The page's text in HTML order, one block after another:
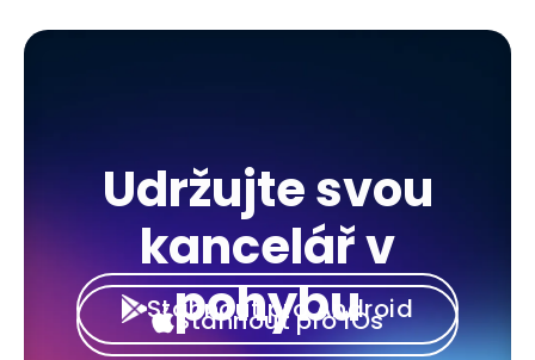
Udržujte svou
kancelář v
pohybu
Stáhnout pro Android
Stáhnout pro iOs